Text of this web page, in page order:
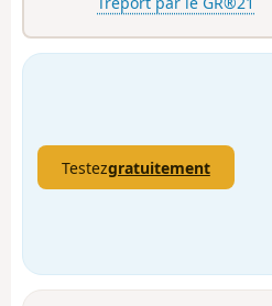
Testezgratuitement